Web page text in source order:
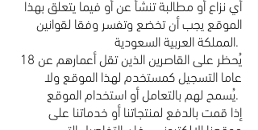
أي نزاع أو مطالبة تنشأ عن أو فيما يتعلق بهذا
الموقع يجب أن تخضع وتفسر وفقا لقوانين
المملكة العربية السعودية.
يُحظر على القاصرين الذين تقل أعمارهم عن 18
عاما التسجيل كمستخدم لهذا الموقع ولا
يُسمح لهم بالتعامل أو استخدام الموقع.
إذا قمت بالدفع لمنتجاتنا أو خدماتنا على